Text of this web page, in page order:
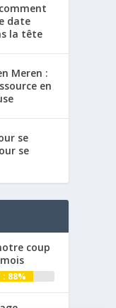
date
la tête
Meren :
en
se
se
coup
: 88%